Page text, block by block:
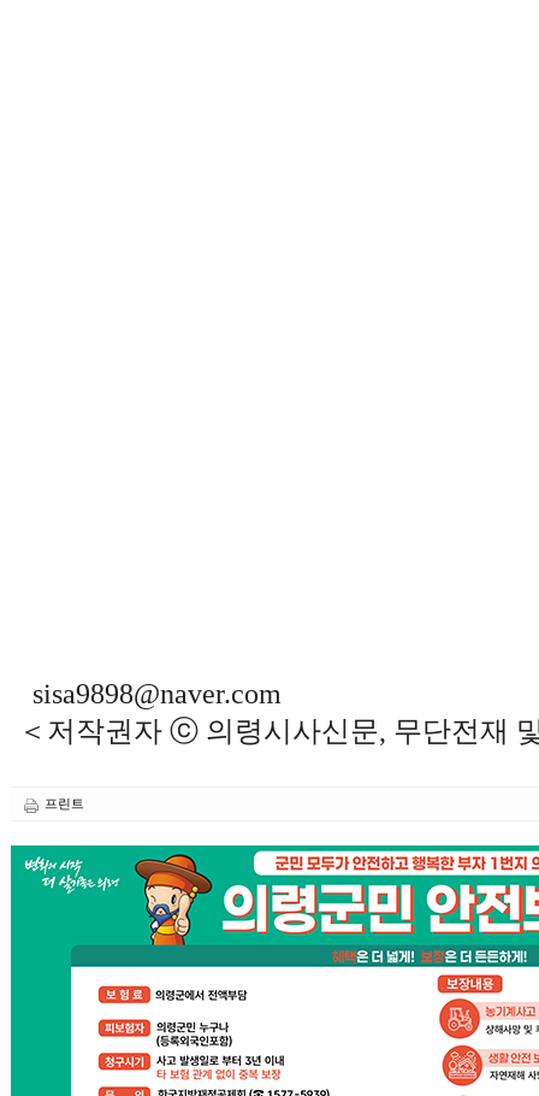
sisa9898@naver.com
＜저작권자 ⓒ 의령시사신문, 무단전재
프린트